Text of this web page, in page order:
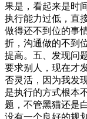
果是，看起来是时
执行能力过低，直
做得还不到位的事
折，沟通做的不到
提高。五、发现问
要求别人，现在才
否灵活，因为我发
是执行的方式根本
题，不管黑猫还是
没有一个良好的规